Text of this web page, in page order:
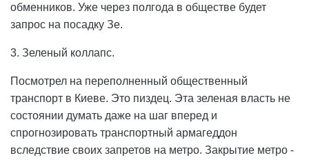
обменников. Уже через полгода в обществе будет
запрос на посадку Зе.
3. Зеленый коллапс.
Посмотрел на переполненный общественный
транспорт в Киеве. Это пиздец. Эта зеленая власть не
состоянии думать даже на шаг вперед и
спрогнозировать транспортный армагеддон
вследствие своих запретов на метро. Закрытие метро -